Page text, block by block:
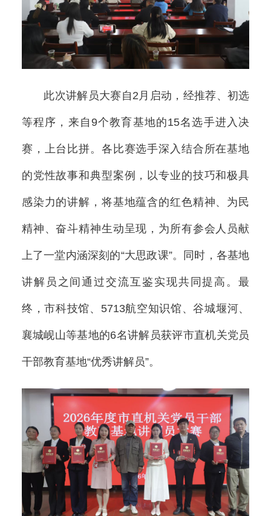
此次讲解员大赛自2月启动，经推荐、初选
等程序，来自9个教育基地的15名选手进入决
赛，上台比拼。各比赛选手深入结合所在基地
的党性故事和典型案例，以专业的技巧和极具
感染力的讲解，将基地蕴含的红色精神、为民
精神、奋斗精神生动呈现，为所有参会人员献
上了一堂内涵深刻的“大思政课”。同时，各基地
讲解员之间通过交流互鉴实现共同提高。最
终，市科技馆、5713航空知识馆、谷城堰河、
襄城岘山等基地的6名讲解员获评市直机关党员
干部教育基地“优秀讲解员”。